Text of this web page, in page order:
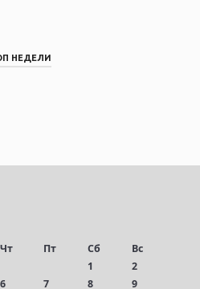
НЕДЕЛИ
Чт Пт Сб Вс
1
2
6 7 8
9